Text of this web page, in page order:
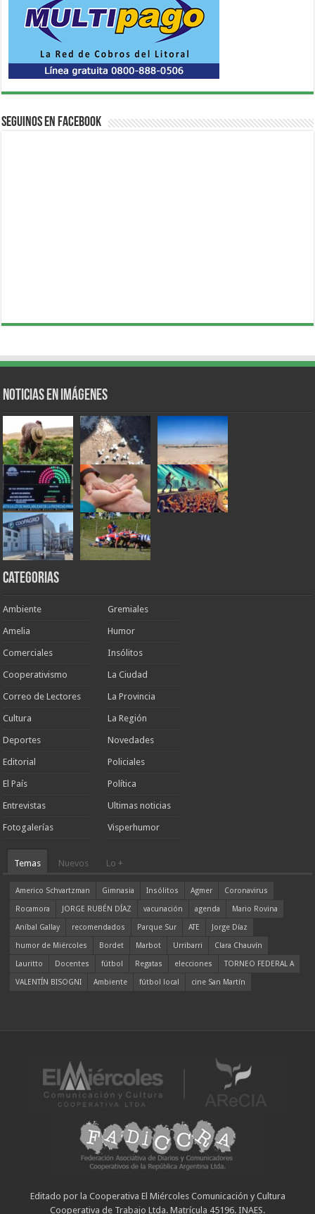
Seguinos en Facebook
Noticias en Imágenes
Categorias
Ambiente
Amelia
Comerciales
Cooperativismo
Correo de Lectores
Cultura
Deportes
Editorial
El País
Entrevistas
Fotogalerías
Gremiales
Humor
Insólitos
La Ciudad
La Provincia
La Región
Novedades
Policiales
Política
Ultimas noticias
Visperhumor
Temas Nuevos Lo +
Americo Schvartzman Gimnasia Insólitos Agmer
Coronavirus
Rocamora
JORGE RUBÉN DÍAZ vacunación agenda
Mario Rovina
Aníbal Gallay
recomendados Parque Sur ATE
Jorge Díaz
humor de Miércoles
Bordet Marbot Urribarri
Clara Chauvín
Lauritto
Docentes fútbol Regatas elecciones
TORNEO FEDERAL A
VALENTÍN BISOGNI
Ambiente fútbol local cine San Martín
Editado por la Cooperativa El Miércoles Comunicación y Cultura
Cooperativa de Trabajo Ltda. Matrícula 45196. INAES.